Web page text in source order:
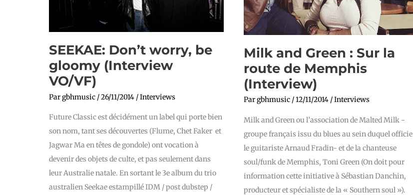
SEEKAE: Don’t worry, be
gloomy (Interview
VO/VF)
Pargbhmusic /26/11/2014 /Interviews
Future Classic est décidément un label qui porte bien
son nom, tant ses découvertes (Flume, Chet Faker et
Jagwar Ma en têtes de gondole) ont vocation à
devenir des objets de culte, et pas seulement dans
leur Australie natale. En sortant le 3e album du trio
australien Seekae estampillé IDM / post dubstep /
Milk and Green : Sur la
route de Memphis
(Interview)
Pargbhmusic /12/11/2014 /Interviews
Milk and Green ou l’association de Malted Milk -
groupe français issu du blues au sein duquel officie
le guitariste Arnaud Fradin- et de la chanteuse
soul/funk de Memphis, Toni Green (On doit pour
information cette initiative à Sébastian Danchin,
producteur et spécialiste de la « Southern soul »).